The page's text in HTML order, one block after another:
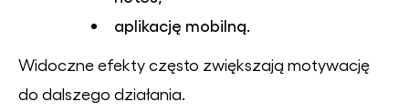
aplikację mobilną.
Widoczne efekty często zwiększają motywację
do dalszego działania.